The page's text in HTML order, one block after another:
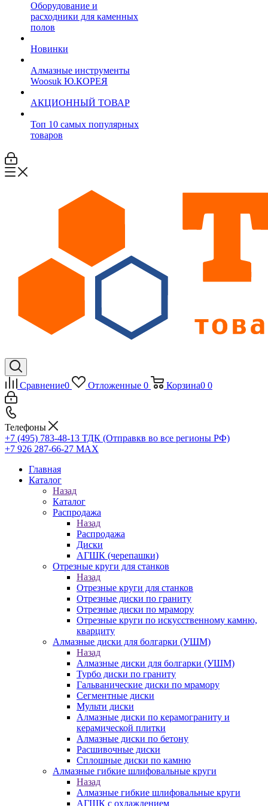
Оборудование и
расходники для каменных
полов
Новинки
Алмазные инструменты
Woosuk Ю.КОРЕЯ
АКЦИОННЫЙ ТОВАР
Топ 10 самых популярных
товаров
Сравнение0 Отложенные 0 Корзина0 0
Телефоны
+7 (495) 783-48-13 ТДК (Отправкв во все регионы РФ)
+7 926 287-66-27 МАХ
Главная
Каталог
Назад
Каталог
Распродажа
Назад
Распродажа
Диски
АГШК (черепашки)
Отрезные круги для станков
Назад
Отрезные круги для станков
Отрезные диски по граниту
Отрезные диски по мрамору
Отрезные круги по искусственному камню,
кварциту
Алмазные диски для болгарки (УШМ)
Назад
Алмазные диски для болгарки (УШМ)
Турбо диски по граниту
Гальванические диски по мрамору
Сегментные диски
Мульти диски
Алмазные диски по керамограниту и
керамической плитки
Алмазные диски по бетону
Расшивочные диски
Сплошные диски по камню
Алмазные гибкие шлифовальные круги
Назад
Алмазные гибкие шлифовальные круги
АГШК с охлаждением